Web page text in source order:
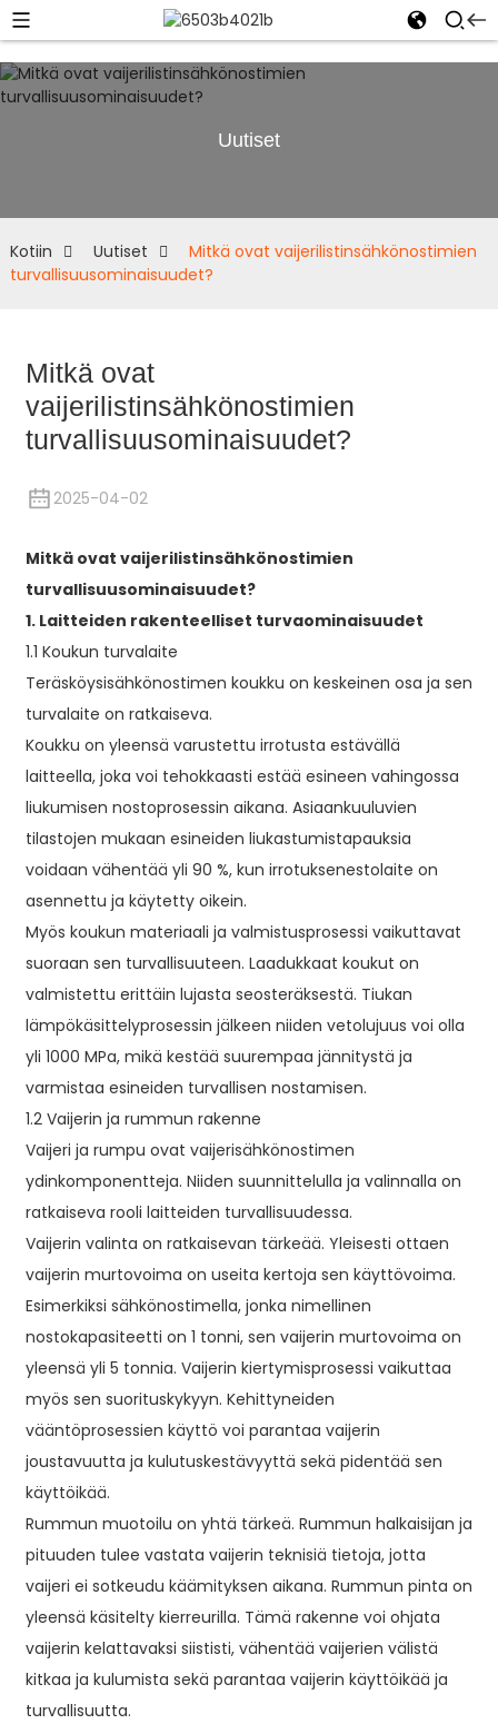
Uutiset
Kotiin Uutiset
Mitkä ovat vaijerilistinsähkönostimien
turvallisuusominaisuudet?
Mitkä ovat
vaijerilistinsähkönostimien
turvallisuusominaisuudet?
2025-04-02
Mitkä ovat vaijerilistinsähkönostimien
turvallisuusominaisuudet?
1. Laitteiden rakenteelliset turvaominaisuudet
1.1 Koukun turvalaite
Teräsköysisähkönostimen koukku on keskeinen osa ja sen
turvalaite on ratkaiseva.
Koukku on yleensä varustettu irrotusta estävällä
laitteella, joka voi tehokkaasti estää esineen vahingossa
liukumisen nostoprosessin aikana. Asiaankuuluvien
tilastojen mukaan esineiden liukastumistapauksia
voidaan vähentää yli 90 %, kun irrotuksenestolaite on
asennettu ja käytetty oikein.
Myös koukun materiaali ja valmistusprosessi vaikuttavat
suoraan sen turvallisuuteen. Laadukkaat koukut on
valmistettu erittäin lujasta seosteräksestä. Tiukan
lämpökäsittelyprosessin jälkeen niiden vetolujuus voi olla
yli 1000 MPa, mikä kestää suurempaa jännitystä ja
varmistaa esineiden turvallisen nostamisen.
1.2 Vaijerin ja rummun rakenne
Vaijeri ja rumpu ovat vaijerisähkönostimen
ydinkomponentteja. Niiden suunnittelulla ja valinnalla on
ratkaiseva rooli laitteiden turvallisuudessa.
Vaijerin valinta on ratkaisevan tärkeää. Yleisesti ottaen
vaijerin murtovoima on useita kertoja sen käyttövoima.
Esimerkiksi sähkönostimella, jonka nimellinen
nostokapasiteetti on 1 tonni, sen vaijerin murtovoima on
yleensä yli 5 tonnia. Vaijerin kiertymisprosessi vaikuttaa
myös sen suorituskykyyn. Kehittyneiden
vääntöprosessien käyttö voi parantaa vaijerin
joustavuutta ja kulutuskestävyyttä sekä pidentää sen
käyttöikää.
Rummun muotoilu on yhtä tärkeä. Rummun halkaisijan ja
pituuden tulee vastata vaijerin teknisiä tietoja, jotta
vaijeri ei sotkeudu käämityksen aikana. Rummun pinta on
yleensä käsitelty kierreurilla. Tämä rakenne voi ohjata
vaijerin kelattavaksi siististi, vähentää vaijerien välistä
kitkaa ja kulumista sekä parantaa vaijerin käyttöikää ja
turvallisuutta.